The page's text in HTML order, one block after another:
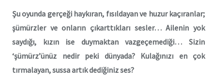
Şu oyunda gerçeği haykıran, fısıldayan ve huzur kaçıranlar;
şümürzler ve onların çıkarttıkları sesler… Ailenin yok
saydığı, kızın ise duymaktan vazgeçemediği… Sizin
‘şümürz’ünüz nedir peki dünyada? Kulağınızı en çok
tırmalayan, sussa artık dediğiniz ses?